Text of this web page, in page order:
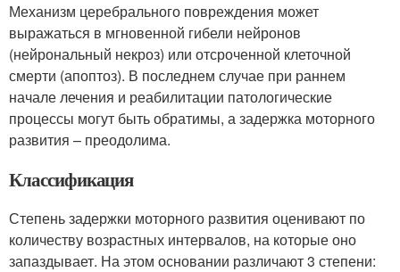
Механизм церебрального повреждения может
выражаться в мгновенной гибели нейронов
(нейрональный некроз) или отсроченной клеточной
смерти (апоптоз). В последнем случае при раннем
начале лечения и реабилитации патологические
процессы могут быть обратимы, а задержка моторного
развития – преодолима.
Классификация
Степень задержки моторного развития оценивают по
количеству возрастных интервалов, на которые оно
запаздывает. На этом основании различают 3 степени: